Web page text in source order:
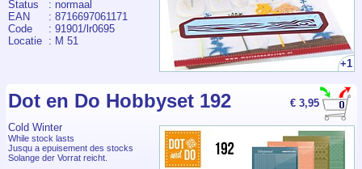
+1
Status
: normaal
EAN
: 8716697061171
Code
: 91901/lr0695
Locatie : M 51
€ 3,95
Dot en Do Hobbyset 192
Cold Winter
While stock lasts
Jusqu a epuisement des stocks
Solange der Vorrat reicht.